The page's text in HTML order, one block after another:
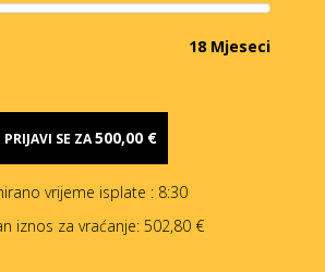
18 Mjeseci
PRIJAVI SE ZA500,00 €
vrijeme isplate : 8:30
iznos za vraćanje: 502,80 €